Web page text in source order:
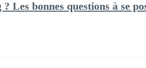
Les bonnes questions à se